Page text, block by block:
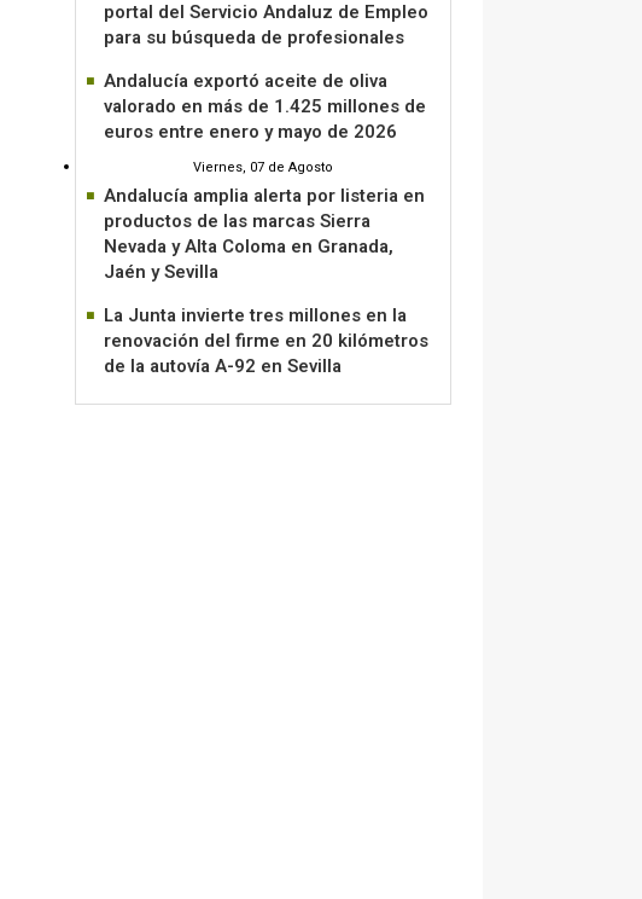
portal del Servicio Andaluz de Empleo
para su búsqueda de profesionales
Andalucía exportó aceite de oliva
valorado en más de 1.425 millones de
euros entre enero y mayo de 2026
Viernes, 07 de Agosto
Andalucía amplia alerta por listeria en
productos de las marcas Sierra
Nevada y Alta Coloma en Granada,
Jaén y Sevilla
La Junta invierte tres millones en la
renovación del firme en 20 kilómetros
de la autovía A-92 en Sevilla